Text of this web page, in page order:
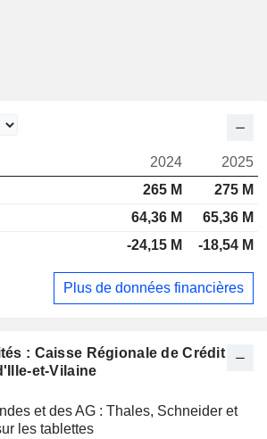
: Caisse Régionale de Crédit
et-Vilaine
et des AG : Thales, Schneider et
les tablettes
2024
2025
265 M
275 M
64,36 M
65,36 M
-24,15 M -18,54 M
Plus de données financières